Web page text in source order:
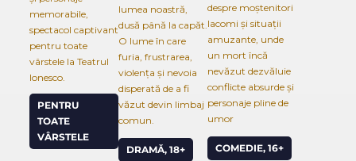
memorabile,
spectacol captivant
pentru toate
vârstele la Teatrul
Ionesco.
PENTRU
TOATE
VÂRSTELE
lumea noastră,
dusă până la capăt.
O lume în care
furia, frustrarea,
violența și nevoia
disperată de a fi
văzut devin limbaj
comun.
DRAMĂ, 18+
despre moștenitori
lacomi și situații
amuzante, unde
un mort încă
nevăzut dezvăluie
conflicte absurde și
personaje pline de
umor
COMEDIE, 16+